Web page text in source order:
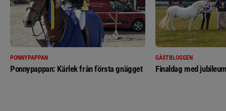
PONNYPAPPAN
Ponnypappan: Kärlek från första gnägget
GÄSTBLOGGEN
Finaldag med